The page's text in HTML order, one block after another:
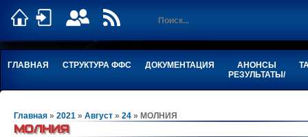
ГЛАВНАЯ СТРУКТУРА ФФС ДОКУМЕНТАЦИЯ
АНОНСЫ
РЕЗУЛЬТАТЫ/
Главная » 2021 » Август » 24 » МОЛНИЯ
МОЛНИЯ